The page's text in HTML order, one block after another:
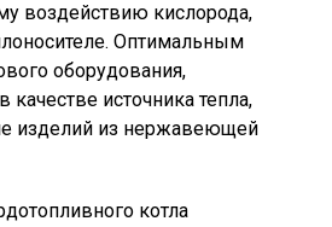
воздействию кислорода,
Оптимальным
оборудования,
качестве источника тепла,
изделий из нержавеющей
котла